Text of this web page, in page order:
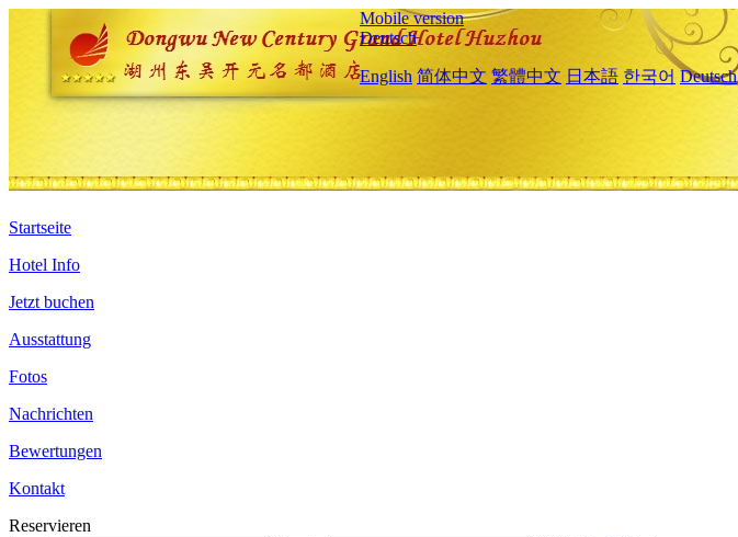
Mobile version
Deutsch
English 简体中文 繁體中文 日本語 한국어 Deutsch
Startseite
Hotel Info
Jetzt buchen
Ausstattung
Fotos
Nachrichten
Bewertungen
Kontakt
Reservieren